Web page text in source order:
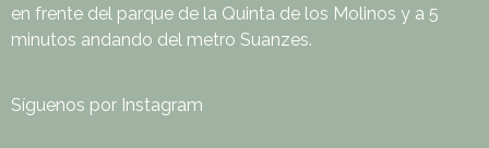
en frente del parque de la Quinta de los Molinos y a 5
minutos andando del metro Suanzes.
Síguenos por Instagram